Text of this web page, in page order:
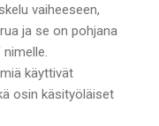
vaiheeseen,
ja se on pohjana
käyttivät
osin käsityöläiset